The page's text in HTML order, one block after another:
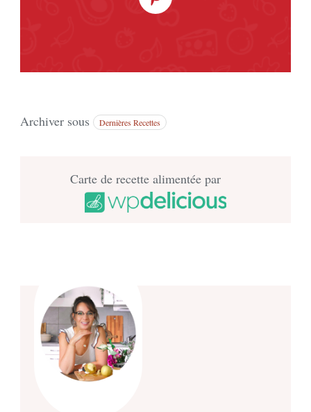
Archiver sous Dernières Recettes
Carte de recette alimentée par